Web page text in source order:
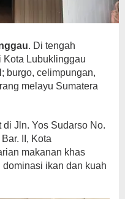
. Di tengah
Kota Lubuklinggau
burgo, celimpungan,
melayu Sumatera
di Jln. Yos Sudarso No.
II, Kota
makanan khas
ikan dan kuah